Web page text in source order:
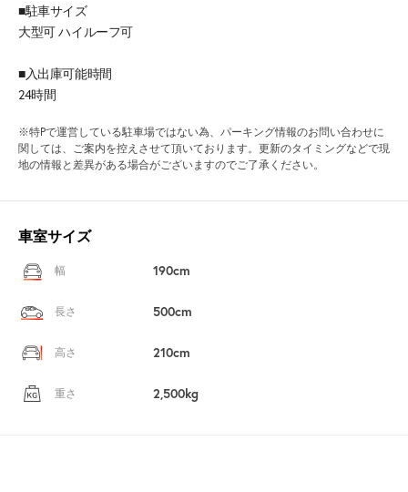
■駐車サイズ
大型可 ハイルーフ可
■入出庫可能時間
24時間
※特Pで運営している駐車場ではない為、パーキング情報のお問い合わせに
関しては、ご案内を控えさせて頂いております。更新のタイミングなどで現
地の情報と差異がある場合がございますのでご了承ください。
車室サイズ
幅 190cm
長さ 500cm
高さ 210cm
重さ 2,500kg